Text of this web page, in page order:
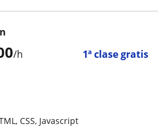
/h 1ª clase gratis
CSS, Javascript